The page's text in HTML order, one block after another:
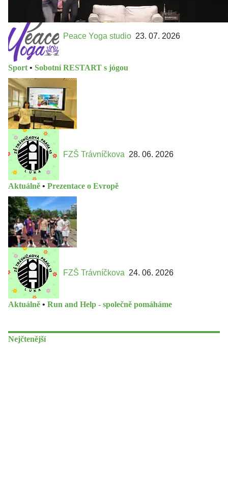
Peace Yoga studio 23. 07. 2026
Sport • Sobotní RESTART s jógou
FZŠ Trávníčkova 28. 06. 2026
Aktuálně • Prezentace o Evropě
FZŠ Trávníčkova 24. 06. 2026
Aktuálně • Run and Help - společně pomáháme
Nejčtenější